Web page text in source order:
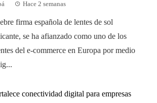
Hace 2 semanas
firma española de lentes de sol
se ha afianzado como uno de los
del e-commerce en Europa por medio